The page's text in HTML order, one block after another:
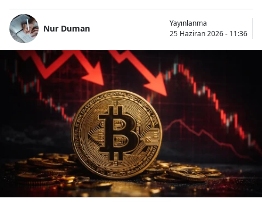
Nur Duman
Yayınlanma
25 Haziran 2026 - 11:36